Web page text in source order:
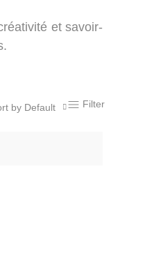
et savoir-
Filter
by Default